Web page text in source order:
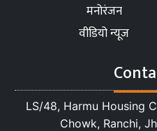
मनोरंजन
वीडियो न्यूज
LS/48, Harmu Housing
Chowk, Ranchi,